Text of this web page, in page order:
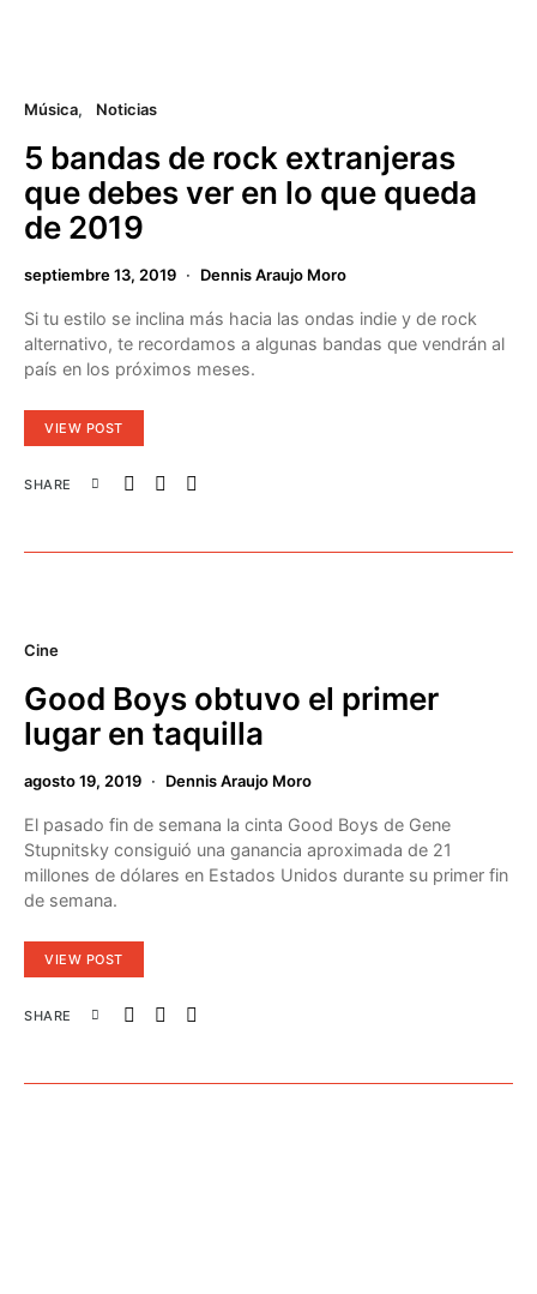
Música Noticias
5 bandas de rock extranjeras
que debes ver en lo que queda
de 2019
septiembre 13, 2019 Dennis Araujo Moro
Si tu estilo se inclina más hacia las ondas indie y de rock
alternativo, te recordamos a algunas bandas que vendrán al
país en los próximos meses.
VIEW POST
SHARE
Cine
Good Boys obtuvo el primer
lugar en taquilla
agosto 19, 2019 Dennis Araujo Moro
El pasado fin de semana la cinta Good Boys de Gene
Stupnitsky consiguió una ganancia aproximada de 21
millones de dólares en Estados Unidos durante su primer fin
de semana.
VIEW POST
SHARE